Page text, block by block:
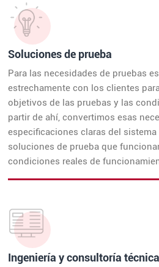
Soluciones de prueba
Para las necesidades de pruebas
estrechamente con los clientes
objetivos de las pruebas y las
partir de ahí, convertimos esas
especificaciones claras del
soluciones de prueba que
condiciones reales de
Ingeniería y consultoría técnica